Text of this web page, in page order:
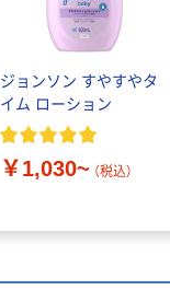
ジョンソン すやすやタ
イム ローション
￥1,030~ （税込）